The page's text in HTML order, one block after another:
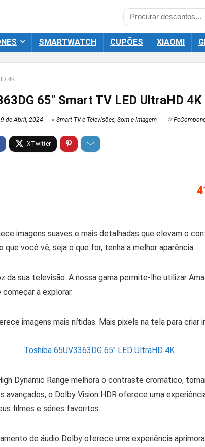
SMARTWATCH CUPÕES XIAOMI
4K
65″ Smart TV LED UltraHD 4K
de Abril, 2024 Smart TV e Televisões, Som e Imagem
imagens suaves e mais detalhadas que elevam o
você vê, seja o que for, tenha a melhor aparência.
da sua televisão. A nossa gama permite-lhe utilizar
a explorar.
imagens mais nítidas. Mais pixels na tela para criar
Dynamic Range melhora o contraste cromático,
avançados, o Dolby Vision HDR oferece uma
filmes e séries favoritos.
de áudio Dolby oferece uma experiência